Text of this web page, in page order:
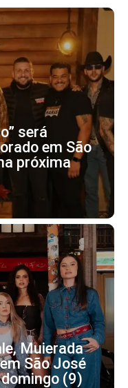
será
em São
próxima
Muierada
São José
(9)